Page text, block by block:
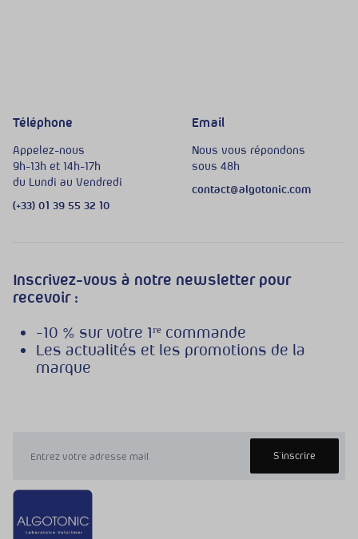
Téléphone
Appelez-nous
9h-13h et 14h-17h
du Lundi au Vendredi
(+33) 01 39 55 32 10
Email
Nous vous répondons
sous 48h
contact@algotonic.com
Inscrivez-vous à notre newsletter pour
recevoir :
-10 % sur votre 1ʳᵉ commande
Les actualités et les promotions de la
marque